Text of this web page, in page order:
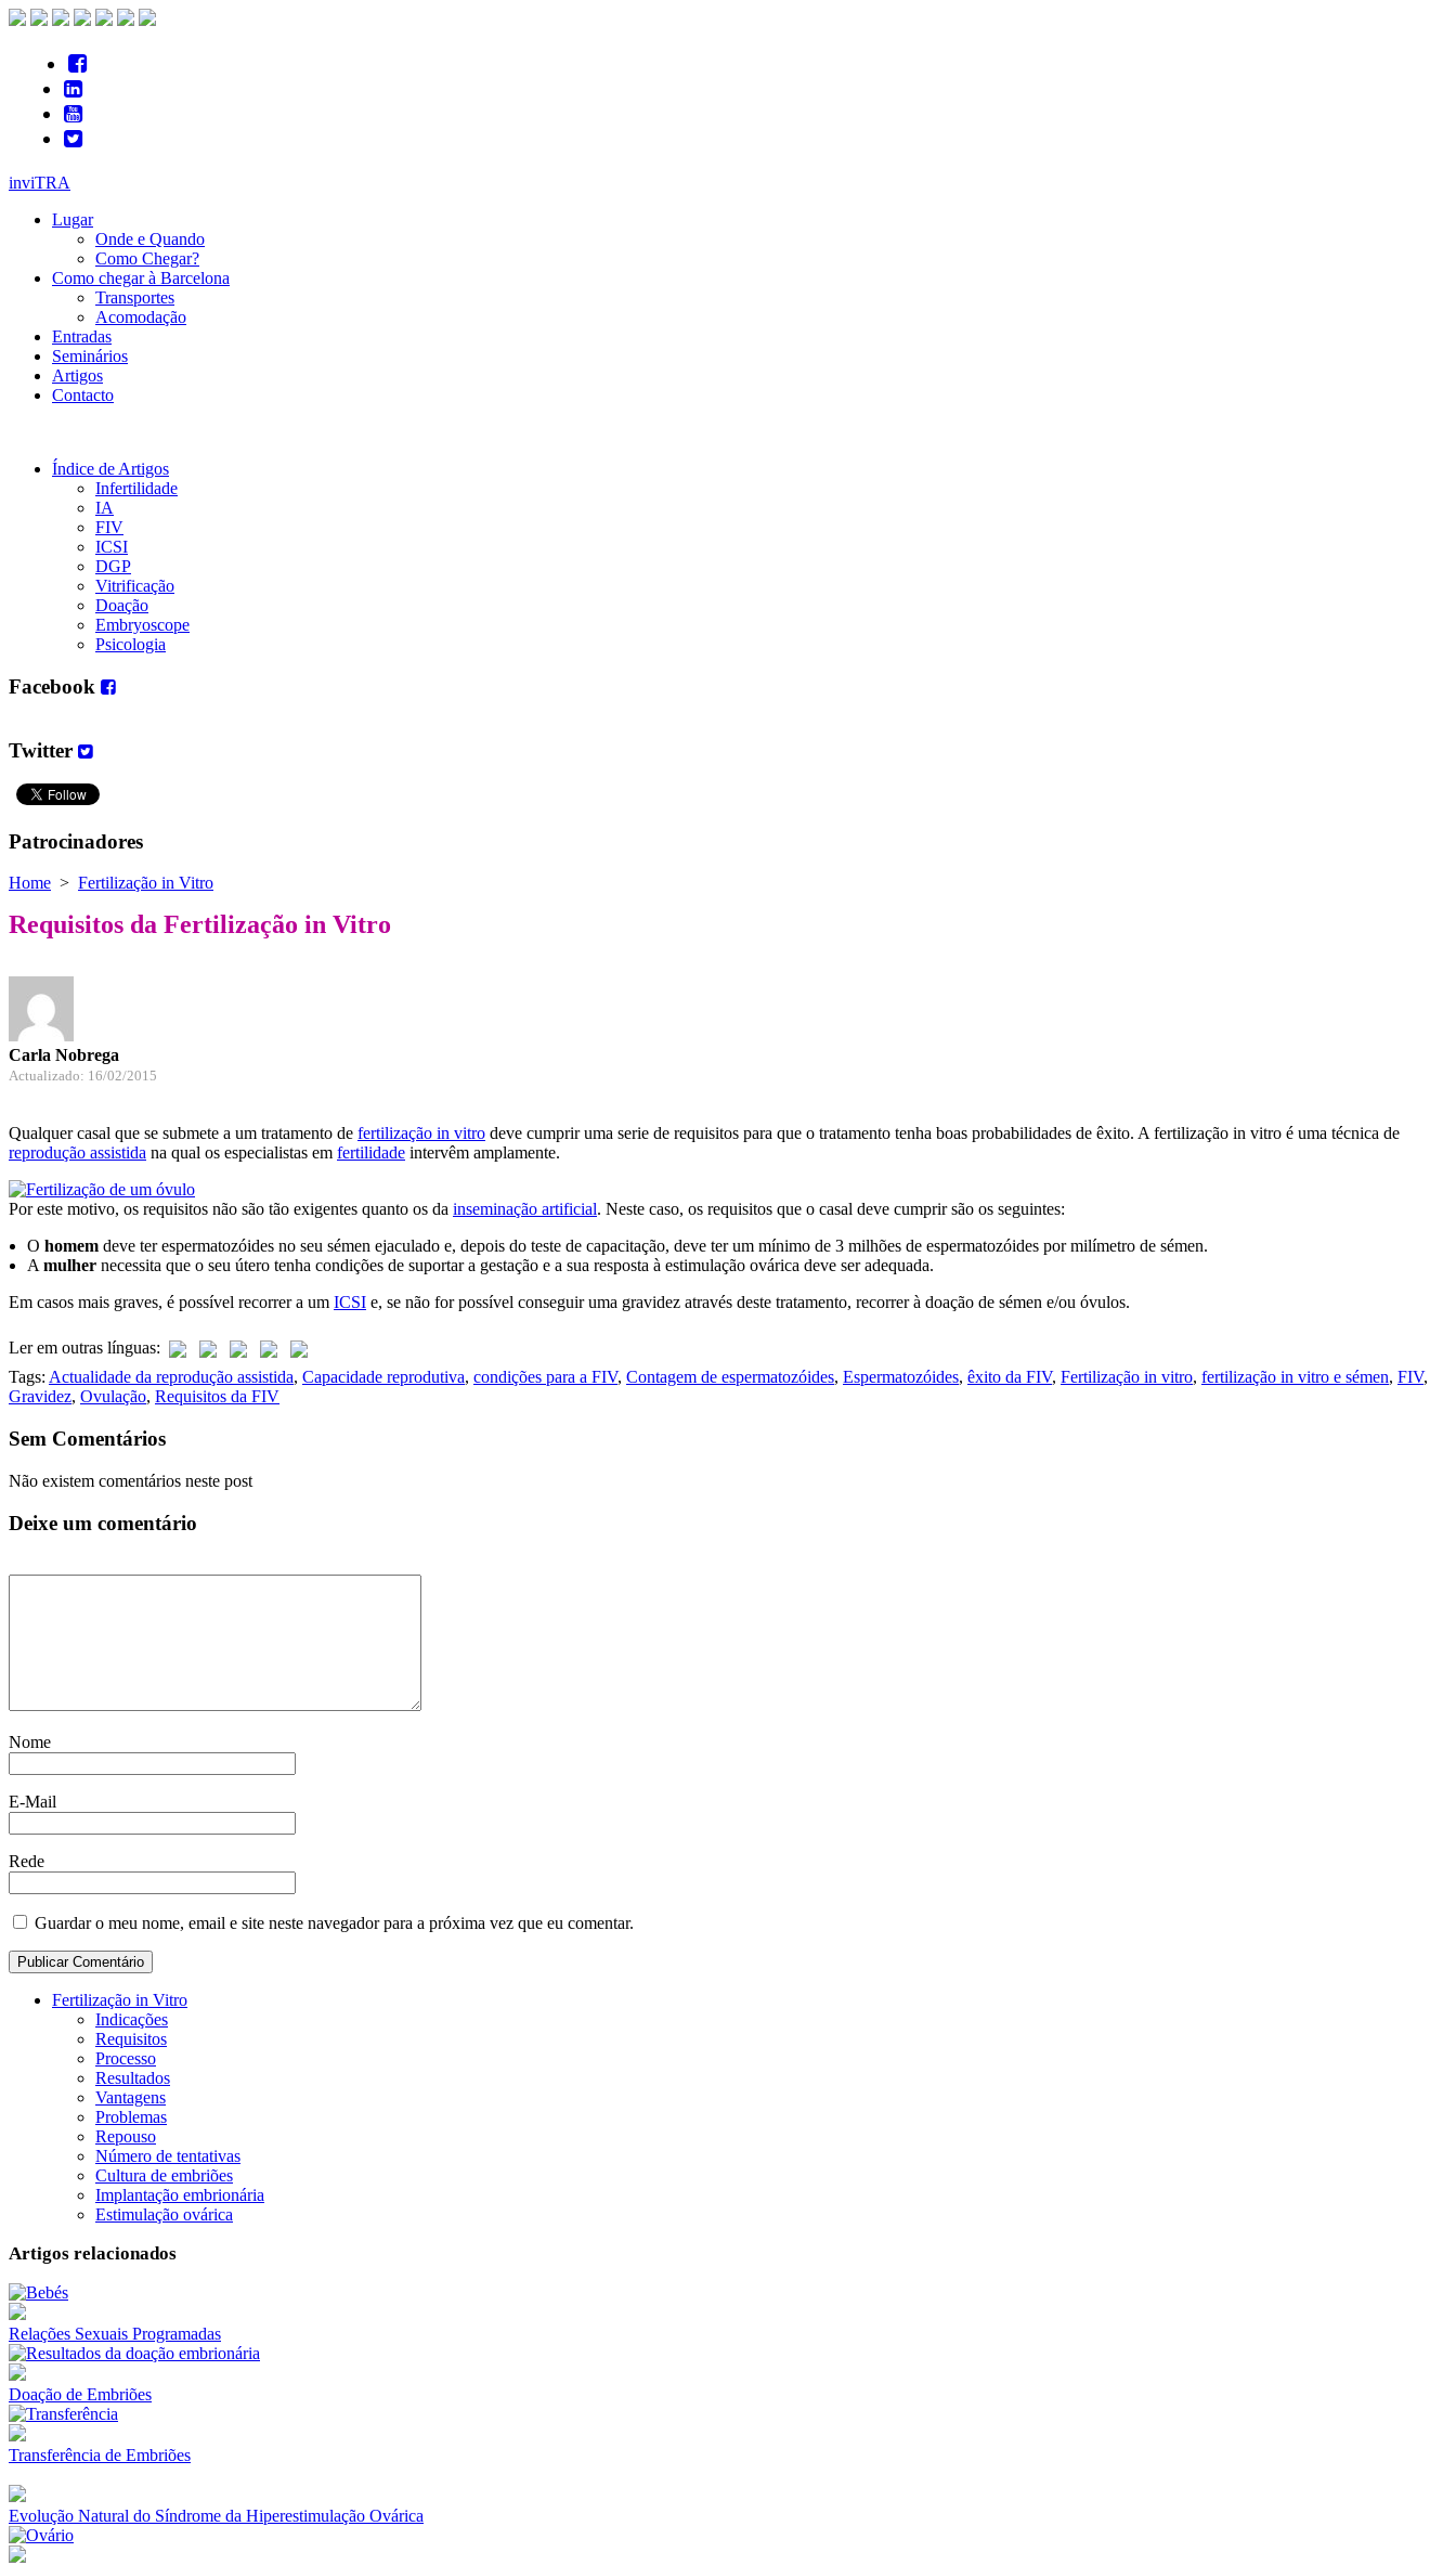
inviTRA
Lugar
Onde e Quando
Como Chegar?
Como chegar à Barcelona
Transportes
Acomodação
Entradas
Seminários
Artigos
Contacto
Índice de Artigos
Infertilidade
IA
FIV
ICSI
DGP
Vitrificação
Doação
Embryoscope
Psicologia
Facebook
Twitter
Patrocinadores
Home > Fertilização in Vitro
Requisitos da Fertilização in Vitro
Carla Nobrega
Actualizado: 16/02/2015
Qualquer casal que se submete a um tratamento de fertilização in vitro deve cumprir uma serie de requisitos para que o tratamento tenha boas probabilidades de êxito. A fertilização in vitro é uma técnica de
reprodução assistida na qual os especialistas em fertilidade intervêm amplamente.
Por este motivo, os requisitos não são tão exigentes quanto os da inseminação artificial. Neste caso, os requisitos que o casal deve cumprir são os seguintes:
O homem deve ter espermatozóides no seu sémen ejaculado e, depois do teste de capacitação, deve ter um mínimo de 3 milhões de espermatozóides por milímetro de sémen.
Amulher necessita que o seu útero tenha condições de suportar a gestação e a sua resposta à estimulação ovárica deve ser adequada.
Em casos mais graves, é possível recorrer a um ICSI e, se não for possível conseguir uma gravidez através deste tratamento, recorrer à doação de sémen e/ou óvulos.
Ler em outras línguas:
Tags: Actualidade da reprodução assistida, Capacidade reprodutiva, condições para a FIV, Contagem de espermatozóides, Espermatozóides, êxito da FIV, Fertilização in vitro, fertilização in vitro e sémen, FIV,
Gravidez, Ovulação, Requisitos da FIV
Sem Comentários
Não existem comentários neste post
Deixe um comentário
Nome
E-Mail
Rede
Guardar o meu nome, email e site neste navegador para a próxima vez que eu comentar.
Fertilização in Vitro
Indicações
Requisitos
Processo
Resultados
Vantagens
Problemas
Repouso
Número de tentativas
Cultura de embriões
Implantação embrionária
Estimulação ovárica
Artigos relacionados
Relações Sexuais Programadas
Doação de Embriões
Transferência de Embriões
Evolução Natural do Síndrome da Hiperestimulação Ovárica